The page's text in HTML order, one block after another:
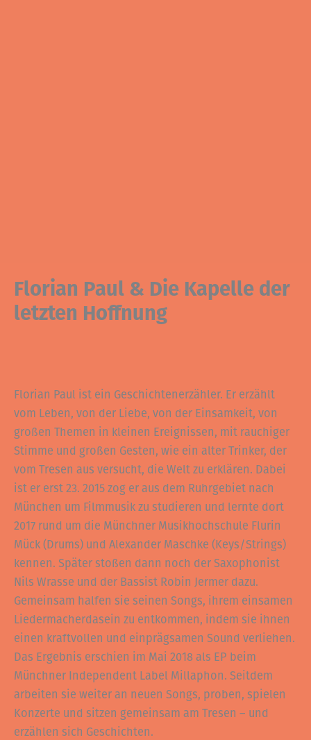
Florian Paul & Die Kapelle der
letzten Hoffnung
Florian Paul ist ein Geschichtenerzähler. Er erzählt
vom Leben, von der Liebe, von der Einsamkeit, von
großen Themen in kleinen Ereignissen, mit rauchiger
Stimme und großen Gesten, wie ein alter Trinker, der
vom Tresen aus versucht, die Welt zu erklären. Dabei
ist er erst 23. 2015 zog er aus dem Ruhrgebiet nach
München um Filmmusik zu studieren und lernte dort
2017 rund um die Münchner Musikhochschule Flurin
Mück (Drums) und Alexander Maschke (Keys/Strings)
kennen. Später stoßen dann noch der Saxophonist
Nils Wrasse und der Bassist Robin Jermer dazu.
Gemeinsam halfen sie seinen Songs, ihrem einsamen
Liedermacherdasein zu entkommen, indem sie ihnen
einen kraftvollen und einprägsamen Sound verliehen.
Das Ergebnis erschien im Mai 2018 als EP beim
Münchner Independent Label Millaphon. Seitdem
arbeiten sie weiter an neuen Songs, proben, spielen
Konzerte und sitzen gemeinsam am Tresen – und
erzählen sich Geschichten.